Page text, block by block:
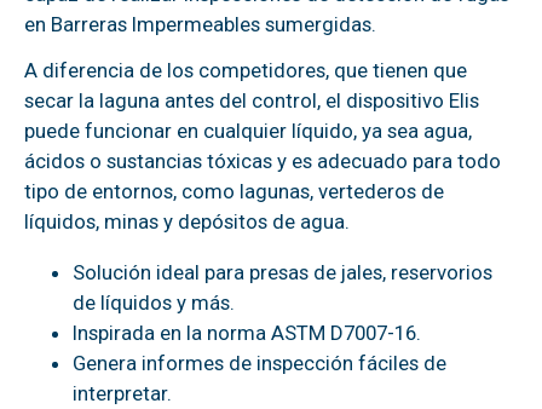
en Barreras Impermeables sumergidas.
A diferencia de los competidores, que tienen que
secar la laguna antes del control, el dispositivo Elis
puede funcionar en cualquier líquido, ya sea agua,
ácidos o sustancias tóxicas y es adecuado para todo
tipo de entornos, como lagunas, vertederos de
líquidos, minas y depósitos de agua.
Solución ideal para presas de jales, reservorios
de líquidos y más.
Inspirada en la norma ASTM D7007-16.
Genera informes de inspección fáciles de
interpretar.